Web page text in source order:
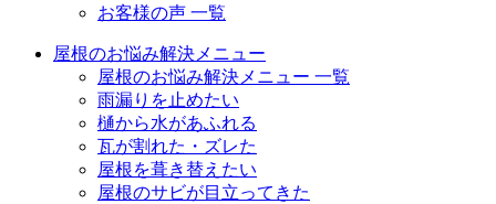
お客様の声 一覧
屋根のお悩み解決メニュー
屋根のお悩み解決メニュー 一覧
雨漏りを止めたい
樋から水があふれる
瓦が割れた・ズレた
屋根を葺き替えたい
屋根のサビが目立ってきた